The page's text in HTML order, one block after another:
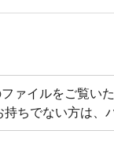
ァイルをご覧い
持ちでない方は、